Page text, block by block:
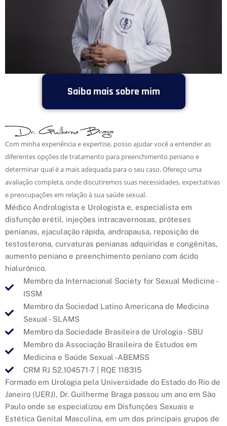
Saiba mais sobre mim
Com minha experiência e expertise, posso ajudar você a entender as
diferentes opções de tratamento para preenchimento peniano e
determinar qual é a mais adequada para o seu caso. Ofereço uma
avaliação completa, onde discutiremos suas necessidades, expectativas
e preocupações em relação à sua saúde sexual.
Médico Andrologista e Urologista e, especialista em
disfunção erétil, injeções intracavernosas, próteses
penianas, ejaculação rápida, andropausa, reposição de
testosterona, curvaturas penianas adquiridas e congênitas,
aumento peniano e preenchimento peniano com ácido
hialurônico.
Membro da Internacional Society for Sexual Medicine -
ISSM
Membro da Sociedad Latino Americana de Medicina
Sexual - SLAMS
Membro da Sociedade Brasileira de Urologia - SBU
Membro da Associação Brasileira de Estudos em
Medicina e Saúde Sexual -ABEMSS
CRM RJ 52.104571-7 | RQE 118315
Formado em Urologia pela Universidade do Estado do Rio de
Janeiro (UERJ), Dr. Guilherme Braga passou um ano em São
Paulo onde se especializou em Disfunções Sexuais e
Estética Genital Masculina, em um dos principais grupos de